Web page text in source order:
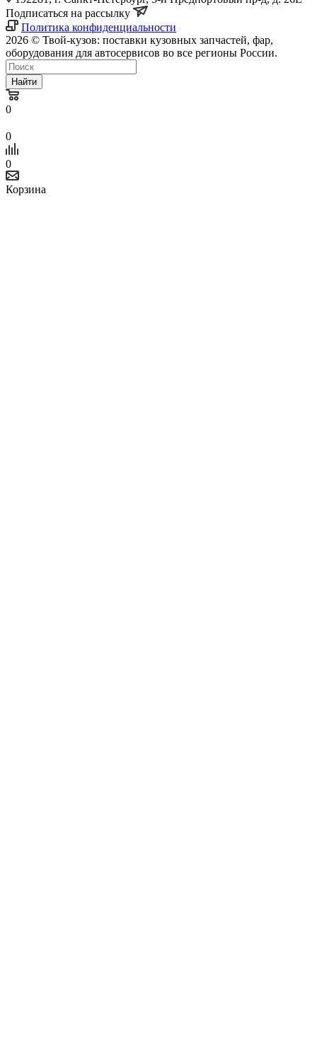
Подписаться на рассылку
Политика конфиденциальности
2026 © Твой-кузов: поставки кузовных запчастей, фар,
оборудования для автосервисов во все регионы России.
Найти
0
0
0
Корзина